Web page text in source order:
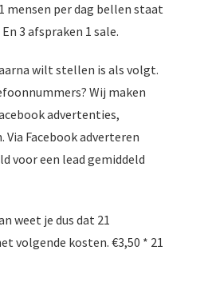
mensen per dag bellen staat
3 afspraken 1 sale.
wilt stellen is als volgt.
Wij maken
advertenties,
Facebook adverteren
voor een lead gemiddeld
weet je dus dat 21
volgende kosten. €3,50 * 21